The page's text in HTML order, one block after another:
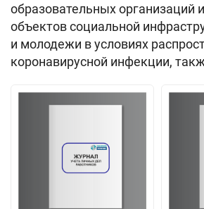
образовательных организаций
объектов социальной
и молодежи в условиях
коронавирусной инфекции,